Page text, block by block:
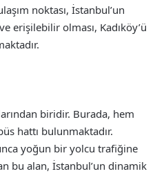
noktası, İstanbul’un
erişilebilir olması, Kadıköy’ü
biridir. Burada, hem
hattı bulunmaktadır.
yoğun bir yolcu trafiğine
bu alan, İstanbul’un dinamik